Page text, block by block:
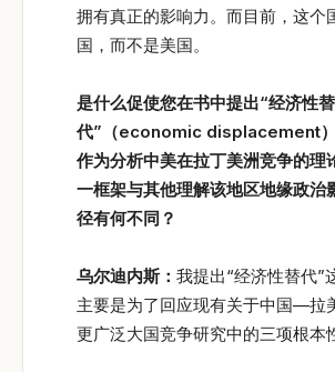
拥有真正的影响力。而目前，这个
国，而不是美国。
是什么促使您在书中提出“经济性替
代” （economic displacement
作为分析中美在拉丁美洲竞争的理
一框架与其他理解该地区地缘政治
径有何不同？
乌尔迪内斯： 我提出“经济性替代”
主要是为了回应现有关于中国—拉
更广泛大国竞争研究中的三项根本